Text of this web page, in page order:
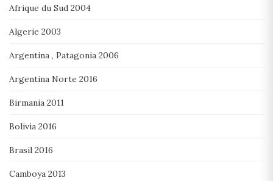
Afrique du Sud 2004
Algerie 2003
Argentina , Patagonia 2006
Argentina Norte 2016
Birmania 2011
Bolivia 2016
Brasil 2016
Camboya 2013